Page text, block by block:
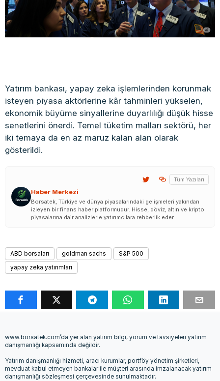
Yatırım bankası, yapay zeka işlemlerinden korunmak
isteyen piyasa aktörlerine kâr tahminleri yükselen,
ekonomik büyüme sinyallerine duyarlılığı düşük hisse
senetlerini önerdi. Temel tüketim malları sektörü, her
iki temaya da en az maruz kalan alan olarak
gösterildi.
Haber Merkezi
Tüm Yazıları
Borsatek, Türkiye ve dünya piyasalarındaki gelişmeleri yakından
izleyen bir finans haber platformudur. Hisse, döviz, altın ve kripto
piyasalarına dair analizlerle yatırımcılara rehberlik eder.
ABD borsaları goldman sachs
S&P 500
yapay zeka yatırımları
www.borsatek.com’da yer alan yatırım bilgi, yorum ve tavsiyeleri yatırım
danışmanlığı kapsamında değildir.
Yatırım danışmanlığı hizmeti, aracı kurumlar, portföy yönetim şirketleri,
mevduat kabul etmeyen bankalar ile müşteri arasında imzalanacak yatırım
danışmanlığı sözleşmesi çerçevesinde sunulmaktadır.